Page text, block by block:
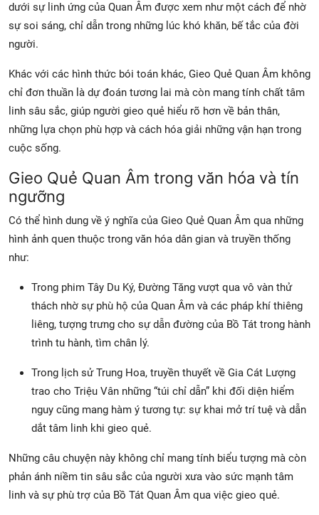
dưới sự linh ứng của Quan Âm được xem như một cách để nhờ
sự soi sáng, chỉ dẫn trong những lúc khó khăn, bế tắc của đời
người.
Khác với các hình thức bói toán khác, Gieo Quẻ Quan Âm không
chỉ đơn thuần là dự đoán tương lai mà còn mang tính chất tâm
linh sâu sắc, giúp người gieo quẻ hiểu rõ hơn về bản thân,
những lựa chọn phù hợp và cách hóa giải những vận hạn trong
cuộc sống.
Gieo Quẻ Quan Âm trong văn hóa và tín
ngưỡng
Có thể hình dung về ý nghĩa của Gieo Quẻ Quan Âm qua những
hình ảnh quen thuộc trong văn hóa dân gian và truyền thống
như:
Trong phim Tây Du Ký, Đường Tăng vượt qua vô vàn thử
thách nhờ sự phù hộ của Quan Âm và các pháp khí thiêng
liêng, tượng trưng cho sự dẫn đường của Bồ Tát trong hành
trình tu hành, tìm chân lý.
Trong lịch sử Trung Hoa, truyền thuyết về Gia Cát Lượng
trao cho Triệu Vân những “túi chỉ dẫn” khi đối diện hiểm
nguy cũng mang hàm ý tương tự: sự khai mở trí tuệ và dẫn
dắt tâm linh khi gieo quẻ.
Những câu chuyện này không chỉ mang tính biểu tượng mà còn
phản ánh niềm tin sâu sắc của người xưa vào sức mạnh tâm
linh và sự phù trợ của Bồ Tát Quan Âm qua việc gieo quẻ.